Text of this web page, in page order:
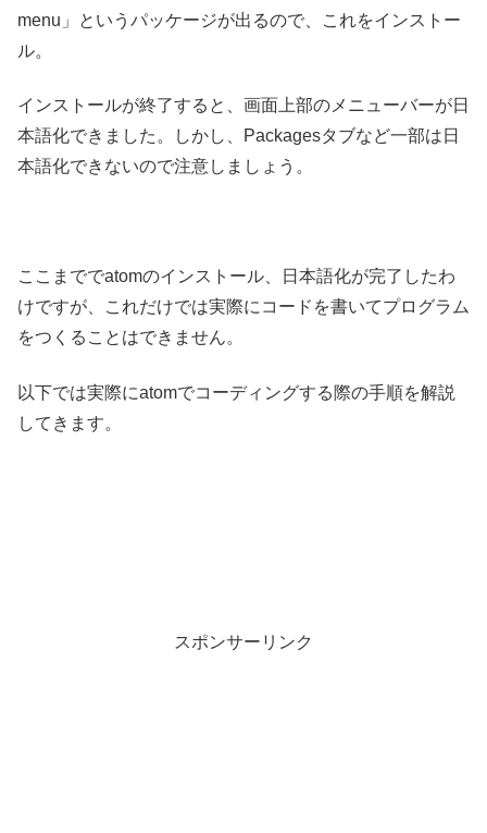
menu」というパッケージが出るので、これをインストー
ル。
インストールが終了すると、画面上部のメニューバーが日
本語化できました。しかし、Packagesタブなど一部は日
本語化できないので注意しましょう。
ここまででatomのインストール、日本語化が完了したわ
けですが、これだけでは実際にコードを書いてプログラム
をつくることはできません。
以下では実際にatomでコーディングする際の手順を解説
してきます。
スポンサーリンク